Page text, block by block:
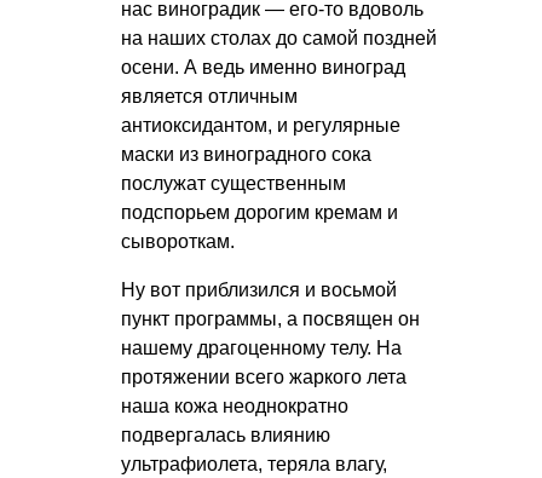
нас виноградик — его-то вдоволь
на наших столах до самой поздней
осени. А ведь именно виноград
является отличным
антиоксидантом, и регулярные
маски из виноградного сока
послужат существенным
подспорьем дорогим кремам и
сывороткам.
Ну вот приблизился и восьмой
пункт программы, а посвящен он
нашему драгоценному телу. На
протяжении всего жаркого лета
наша кожа неоднократно
подвергалась влиянию
ультрафиолета, теряла влагу,